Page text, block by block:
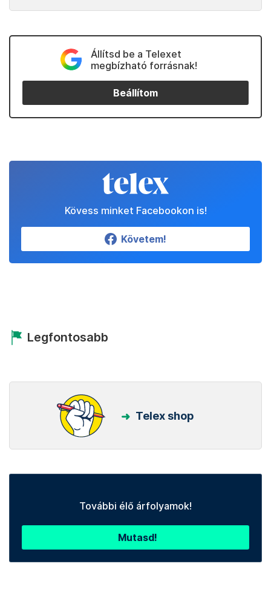
Állítsd be a Telexet
megbízható forrásnak!
Beállítom
Kövess minket Facebookon is!
Követem!
Legfontosabb
Telex shop
További élő árfolyamok!
Mutasd!